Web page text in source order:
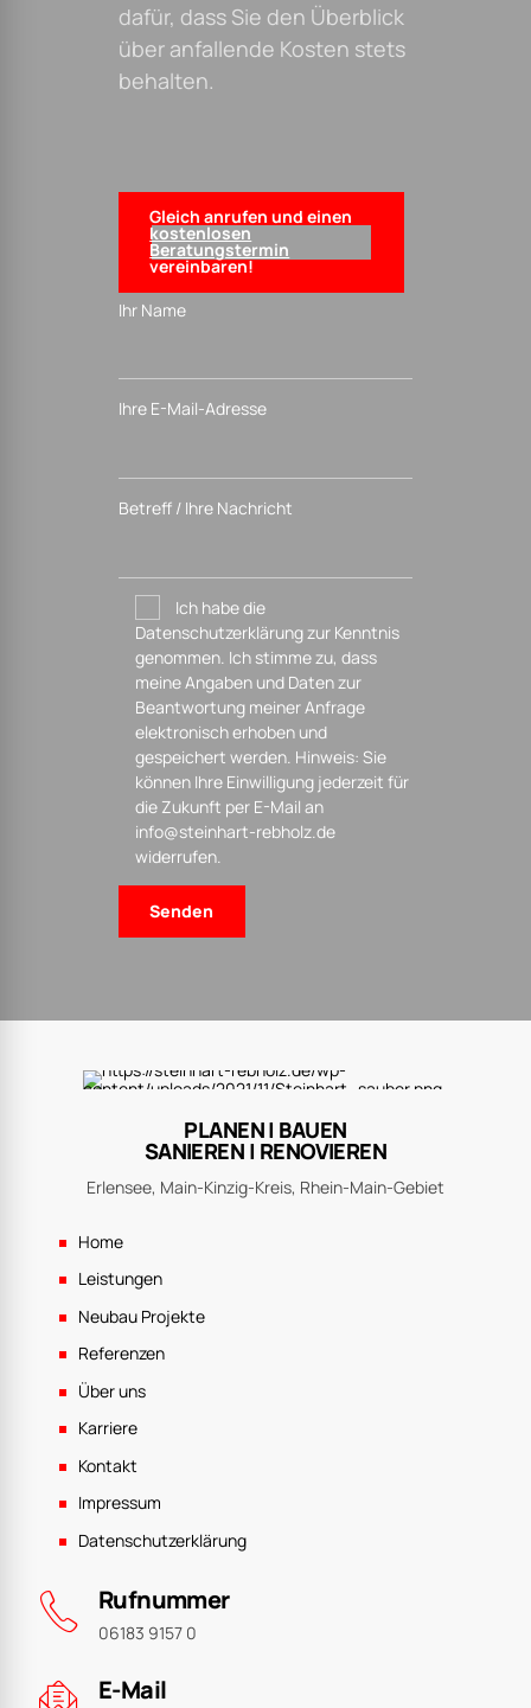
dafür, dass Sie den Überblick
über anfallende Kosten stets
behalten.
Gleich anrufen und einen
kostenlosen
Beratungstermin
vereinbaren!
Ihr Name
Ihre E-Mail-Adresse
Betreff / Ihre Nachricht
Ich habe die
Datenschutzerklärung zur Kenntnis
genommen. Ich stimme zu, dass
meine Angaben und Daten zur
Beantwortung meiner Anfrage
elektronisch erhoben und
gespeichert werden. Hinweis: Sie
können Ihre Einwilligung jederzeit für
die Zukunft per E-Mail an
info@steinhart-rebholz.de
widerrufen.
PLANEN | BAUEN
SANIEREN | RENOVIEREN
Erlensee, Main-Kinzig-Kreis, Rhein-Main-Gebiet
Home
Leistungen
Neubau Projekte
Referenzen
Über uns
Karriere
Kontakt
Impressum
Datenschutzerklärung
Rufnummer
06183 9157 0
E-Mail